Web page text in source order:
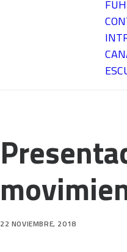
22 NOVIEMBRE, 2018